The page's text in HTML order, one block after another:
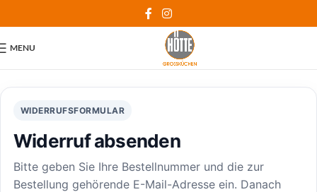
MENU
WIDERRUFSFORMULAR
Widerruf absenden
Bitte geben Sie Ihre Bestellnummer und die zur
Bestellung gehörende E-Mail-Adresse ein. Danach